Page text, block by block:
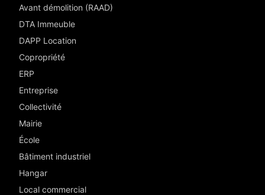
Avant démolition (RAAD)
DTA Immeuble
DAPP Location
Copropriété
ERP
Entreprise
Collectivité
Mairie
École
Bâtiment industriel
Hangar
Local commercial